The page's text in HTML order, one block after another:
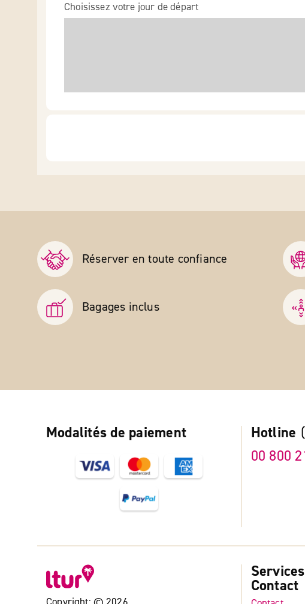
Choisissez votre jour de départ
Réserver en toute confiance
Bagages inclus
Modalités de paiement Hotline
00 800
Contact